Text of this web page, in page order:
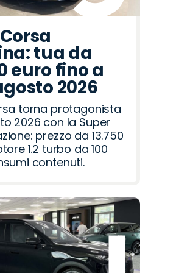
tua da
euro fino a
2026
torna protagonista
2026 con la Super
prezzo da 13.750
1.2 turbo da 100
contenuti.